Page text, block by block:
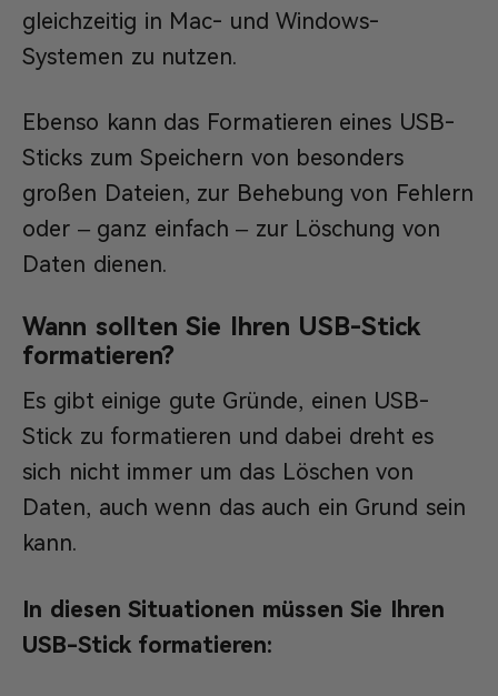
gleichzeitig in Mac- und Windows-
Systemen zu nutzen.
Ebenso kann das Formatieren eines USB-
Sticks zum Speichern von besonders
großen Dateien, zur Behebung von Fehlern
oder – ganz einfach – zur Löschung von
Daten dienen.
Wann sollten Sie Ihren USB-Stick
formatieren?
Es gibt einige gute Gründe, einen USB-
Stick zu formatieren und dabei dreht es
sich nicht immer um das Löschen von
Daten, auch wenn das auch ein Grund sein
kann.
In diesen Situationen müssen Sie Ihren
USB-Stick formatieren: